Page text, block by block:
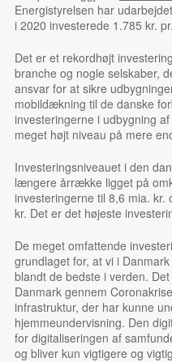
Energistyrelsen har
i 2020 investerede 1.785 kr.
Det er et rekordhøjt
branche og nogle selskaber,
ansvar for at sikre
mobildækning til de danske
investeringerne i udbygning
meget højt niveau på mere
Investeringsniveauet i den
længere årrække ligget på
investeringerne til 8,6 mia. kr.
kr. Det er det højeste
De meget omfattende
grundlaget for, at vi i
blandt de bedste i verden.
Danmark gennem
infrastruktur, der har kunne
hjemmeundervisning. Den
for digitaliseringen af
og bliver kun vigtigere og